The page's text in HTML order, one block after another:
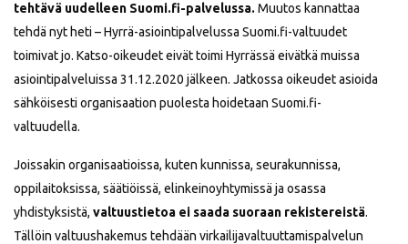
tehtävä uudelleen Suomi.fi-palvelussa. Muutos kannattaa
tehdä nyt heti – Hyrrä-asiointipalvelussa Suomi.fi-valtuudet
toimivat jo. Katso-oikeudet eivät toimi Hyrrässä eivätkä muissa
asiointipalveluissa 31.12.2020 jälkeen. Jatkossa oikeudet asioida
sähköisesti organisaation puolesta hoidetaan Suomi.fi-
valtuudella.
Joissakin organisaatioissa, kuten kunnissa, seurakunnissa,
oppilaitoksissa, säätiöissä, elinkeinoyhtymissä ja osassa
yhdistyksistä, valtuustietoa ei saada suoraan rekistereistä.
Tällöin valtuushakemus tehdään virkailijavaltuuttamispalvelun